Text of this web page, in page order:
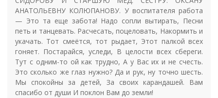
АНАТОЛЬЕВНУ КОЛЮПАНОВУ. У воспитателя работа
— Это та еще забота! Надо сопли вытирать, Песни
петь и танцевать. Расчесать, поцеловать, Накормить и
укачать. Тот смеётся, тот рыдает, Этот палкой всех
гоняет. Постарайся, уследи, В целости всех сбереги.
Тут с одним-то ой как трудно, А у Вас их и не счесть.
Это сколько же глаз нужно? Да и рук, ну точно шесть.
Мы спокойны за детей, За своих карандашей. Вам
спасибо от души И поклон Вам до земли!